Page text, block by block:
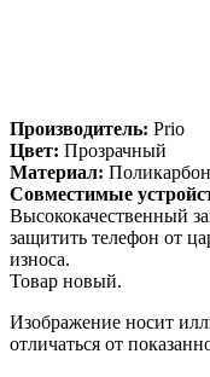
Производитель: Prio
Цвет: Прозрачный
Материал:
Совместимые
Высококачественный
защитить телефон от
износа.
Товар новый.
Изображение носит
отличаться от